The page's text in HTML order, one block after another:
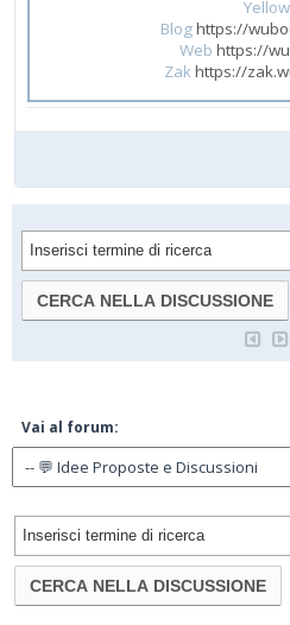
Yellow
Bloghttps://
Web https://
Zakhttps://
Vai al forum: